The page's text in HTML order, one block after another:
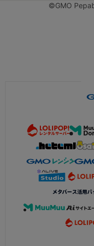
©GMO